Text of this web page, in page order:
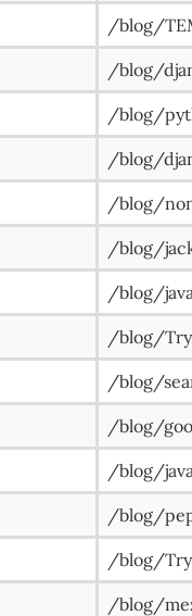
/blog/
/blog/
/blog/
/blog/
/blog/
/blog/
/blog/
/blog/
/blog/
/blog/
/blog/
/blog/
/blog/
/blog/